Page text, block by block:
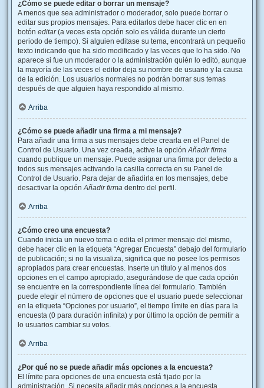
¿Cómo se puede editar o borrar un mensaje?
A menos que sea administrador o moderador, solo puede borrar o
editar sus propios mensajes. Para editarlos debe hacer clic en en
botón editar(a veces esta opción solo es válida durante un cierto
periodo de tiempo). Si alguien editase su tema, encontrará un pequeño
texto indicando que ha sido modificado y las veces que lo ha sido. No
aparece si fue un moderador o la administración quién lo editó, aunque
la mayoría de las veces el editor deja su nombre de usuario y la causa
de la edición. Los usuarios normales no podrán borrar sus temas
después de que alguien haya respondido al mismo.
Arriba
¿Cómo se puede añadir una firma a mi mensaje?
Para añadir una firma a sus mensajes debe crearla en el Panel de
Control de Usuario. Una vez creada, active la opciónAñadir firma
cuando publique un mensaje. Puede asignar una firma por defecto a
todos sus mensajes activando la casilla correcta en su Panel de
Control de Usuario. Para dejar de añadirla en los mensajes, debe
desactivar la opciónAñadir firma dentro del perfil.
Arriba
¿Cómo creo una encuesta?
Cuando inicia un nuevo tema o edita el primer mensaje del mismo,
debe hacer clic en la etiqueta “Agregar Encuesta” debajo del formulario
de publicación; si no la visualiza, significa que no posee los permisos
apropiados para crear encuestas. Inserte un título y al menos dos
opciones en el campo apropiado, asegurándose de que cada opción
se encuentre en la correspondiente línea del formulario. También
puede elegir el número de opciones que el usuario puede seleccionar
en la etiqueta “Opciones por usuario”, el tiempo límite en días para la
encuesta (0 para duración infinita) y por último la opción de permitir a
lo usuarios cambiar su votos.
Arriba
¿Por qué no se puede añadir más opciones a la encuesta?
El límite para opciones de una encuesta está fijado por la
administración. Si necesita añadir más opciones a la encuesta,